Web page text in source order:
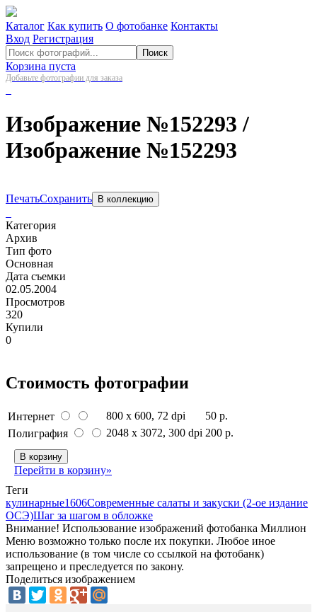
Каталог Как купить О фотобанке Контакты
Вход Регистрация
Поиск
Корзина пуста
Добавьте фотографии для заказа
Изображение №152293/
Изображение №152293
ПечатьСохранить В коллекцию
Категория
Архив
Тип фото
Основная
Дата съемки
02.05.2004
Просмотров
320
Купили
0
Стоимость фотографии
Интернет 800 x 600, 72 dpi
50 р.
Полиграфия
2048 x 3072, 300 dpi 200 р.
В корзину
Перейти в корзину»
Теги
кулинарные1606Современные салаты и закуски (2-ое издание
ОСЭ)Шаг за шагом в обложке
Внимание! Использование изображений фотобанка Миллион
Меню возможно только после их покупки. Любое иное
использование (в том числе со ссылкой на фотобанк)
запрещено и преследуется по закону.
Поделиться изображением